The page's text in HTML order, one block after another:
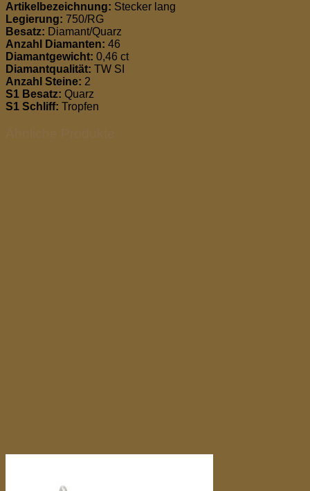
Artikelbezeichnung: Stecker lang
Legierung: 750/RG
Besatz: Diamant/Quarz
Anzahl Diamanten: 46
Diamantgewicht: 0,46 ct
Diamantqualität: TW SI
Anzahl Steine: 2
S1 Besatz: Quarz
S1 Schliff: Tropfen